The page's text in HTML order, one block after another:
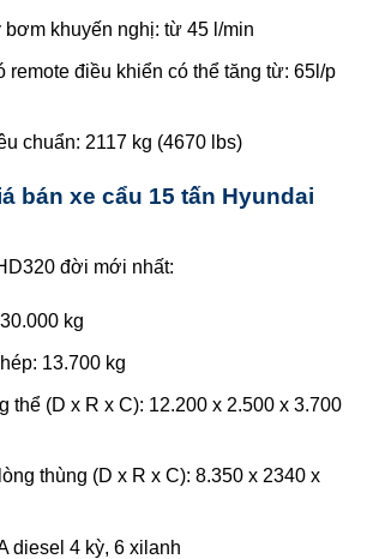
bơm khuyến nghị: từ 45 l/min
remote điều khiển có thể tăng từ: 65l/p
chuẩn: 2117 kg (4670 lbs)
bán xe cẩu 15 tấn Hyundai
đời mới nhất:
kg
13.700 kg
thể (D x R x C): 12.200 x 2.500 x 3.700
thùng (D x R x C): 8.350 x 2340 x
diesel 4 kỳ, 6 xilanh